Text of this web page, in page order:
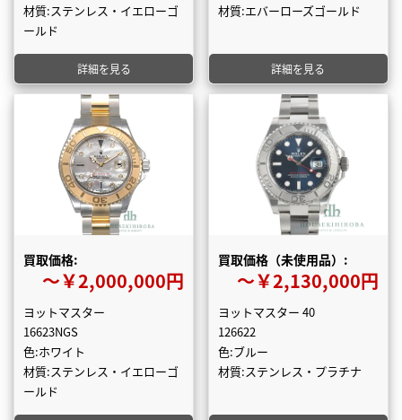
材質:ステンレス・イエローゴ
ールド
詳細を見る
材質:エバーローズゴールド
詳細を見る
買取価格:
〜￥2,000,000円
ヨットマスター
16623NGS
色:ホワイト
材質:ステンレス・イエローゴ
ールド
買取価格（未使用品）:
〜￥2,130,000円
ヨットマスター 40
126622
色:ブルー
材質:ステンレス・プラチナ